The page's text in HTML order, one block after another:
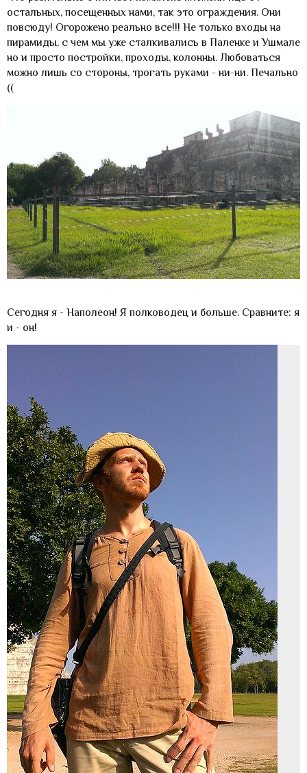
остальных, посещенных нами, так это ограждения. Они
повсюду! Огорожено реально все!!! Не только входы на
пирамиды, с чем мы уже сталкивались в Паленке и Ушмале,
но и просто постройки, проходы, колонны. Любоваться
можно лишь со стороны, трогать руками - ни-ни. Печально
((
Сегодня я - Наполеон! Я полководец и больше. Сравните: я
и - он!